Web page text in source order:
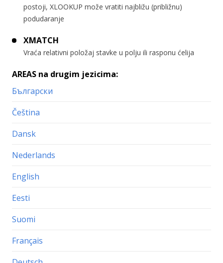
postoji, XLOOKUP može vratiti najbližu (približnu)
podudaranje
XMATCH
Vraća relativni položaj stavke u polju ili rasponu ćelija
AREAS na drugim jezicima:
Български
Čeština
Dansk
Nederlands
English
Eesti
Suomi
Français